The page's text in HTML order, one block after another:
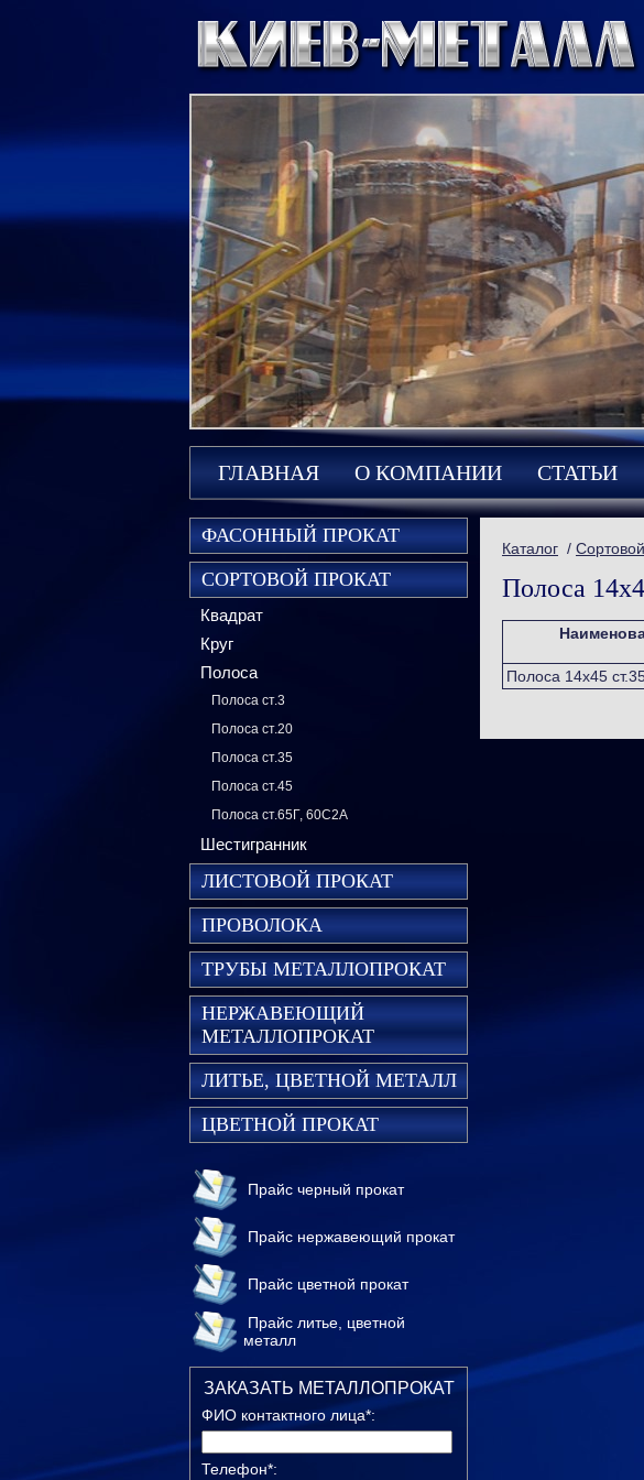
ГЛАВНАЯ О КОМПАНИИ СТАТЬИ
ФАСОННЫЙ ПРОКАТ
СОРТОВОЙ ПРОКАТ
Квадрат
Круг
Полоса
Полоса ст.3
Полоса ст.20
Полоса ст.35
Полоса ст.45
Полоса ст.65Г, 60С2А
Шестигранник
ЛИСТОВОЙ ПРОКАТ
ПРОВОЛОКА
ТРУБЫ МЕТАЛЛОПРОКАТ
НЕРЖАВЕЮЩИЙ
МЕТАЛЛОПРОКАТ
ЛИТЬЕ, ЦВЕТНОЙ МЕТАЛЛ
ЦВЕТНОЙ ПРОКАТ
Прайс черный прокат
Прайс нержавеющий прокат
Прайс цветной прокат
Прайс литье, цветной
металл
ЗАКАЗАТЬ МЕТАЛЛОПРОКАТ
ФИО контактного лица*:
Телефон*:
Каталог /
Полоса
Полоса 14х45